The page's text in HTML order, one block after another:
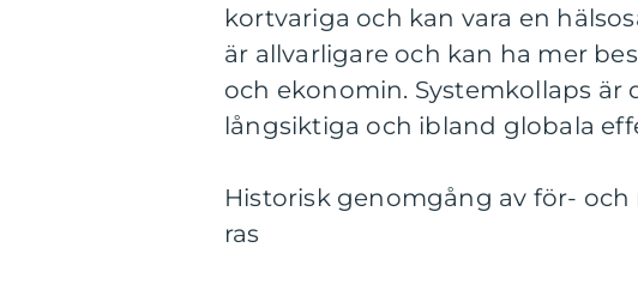
kortvariga och kan vara en
är allvarligare och kan ha mer
och ekonomin. Systemkollaps
långsiktiga och ibland globala
Historisk genomgång av för-
ras